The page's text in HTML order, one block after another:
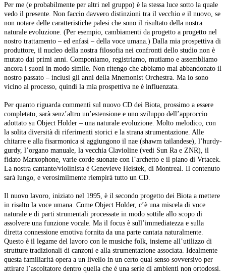
Per me (e probabilmente per altri nel gruppo) è la stessa luce sotto la quale
vedo il presente. Non faccio davvero distinzioni tra il vecchio e il nuovo, se
non notare delle caratteristiche palesi che sono il risultato della nostra
naturale evoluzione. (Per esempio, cambiamenti da progetto a progetto nel
nostro trattamento – ed enfasi – della voce umana.) Dalla mia prospettiva di
produttore, il nucleo della nostra filosofia nei confronti dello studio non è
mutato dai primi anni. Componiamo, registriamo, mutiamo e assembliamo
ancora i suoni in modo simile. Non ritengo che abbiamo mai abbandonato il
nostro passato – inclusi gli anni della Mnemonist Orchestra. Ma io sono
vicino al processo, quindi la mia prospettiva ne è influenzata.
Per quanto riguarda commenti sul nuovo CD dei Biota, prossimo a essere
completato, sarà senz’altro un’estensione e uno sviluppo dell’approccio
adottato su Object Holder – una naturale evoluzione. Molto melodico, con
la solita diversità di riferimenti storici e la strana strumentazione. Alle
chitarre e alla fisarmonica si aggiungono il nae (shawm tailandese), l’hurdy-
gurdy, l’organo manuale, la vecchia Clavioline (vedi Sun Ra e ZNR), il
fidato Marxophone, varie corde suonate con l’archetto e il piano di Vrtacek.
La nostra cantante/violinista è Genevieve Heistek, di Montreal. Il contenuto
sarà lungo, e verosimilmente riempirà tutto un CD.
Il nuovo lavoro, iniziato nel 1995, è il secondo progetto dei Biota a mettere
in risalto la voce umana. Come Object Holder, c’è una miscela di voce
naturale e di parti strumentali processate in modo sottile allo scopo di
assolvere una funzione vocale. Ma il focus è sull’immediatezza e sulla
diretta connessione emotiva fornita da una parte cantata naturalmente.
Questo è il legame del lavoro con le musiche folk, insieme all’utilizzo di
strutture tradizionali di canzoni e alla strumentazione associata. Idealmente
questa familiarità opera a un livello in un certo qual senso sovversivo per
attirare l’ascoltatore dentro quella che è una serie di ambienti non ortodossi.